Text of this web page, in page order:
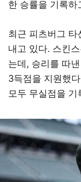
한 승률을 기록하
최근 피츠버그
내고 있다. 스킨
는데, 승리를 따
3득점을 지원했
모두 무실점을